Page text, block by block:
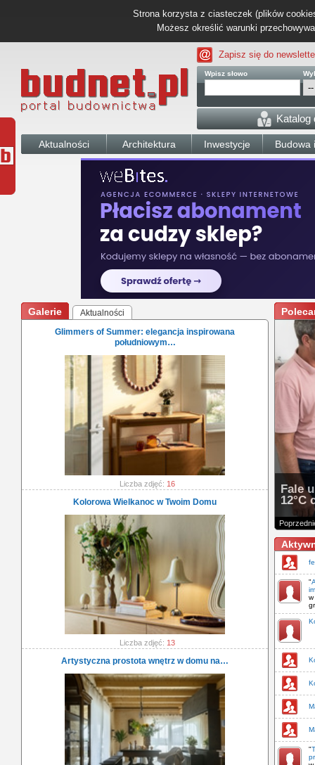
Strona korzysta z ciasteczek (plików
Możesz określić warunki
Zapisz się do
Wpisz słowo
Katalog
Aktualności Architektura Inwestycje Budowa
Galerie
Aktualności
Glimmers of Summer: elegancja inspirowana
południowym…
Liczba zdjęć: 16
Kolorowa Wielkanoc w Twoim Domu
Liczba zdjęć: 13
Artystyczna prostota wnętrz w domu na…
Fale
12°C
"
"